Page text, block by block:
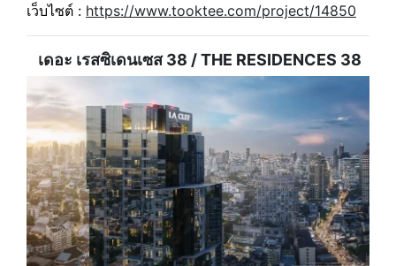
เว็บไซต์ : https://www.tooktee.com/project/14850
เดอะ เรสซิเดนเซส 38 / THE RESIDENCES 38